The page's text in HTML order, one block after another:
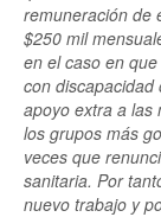
remuneración de
$250 mil
en el caso en
con
apoyo extra a las
los grupos más
veces que
sanitaria. Por
nuevo trabajo y